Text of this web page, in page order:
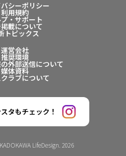
シーポリシー
利用規約
・サポート
載について
トピックス
運営会社
推奨環境
外部送信について
媒体資料
ラブについて
タもチェック！
LifeDesign. 2026